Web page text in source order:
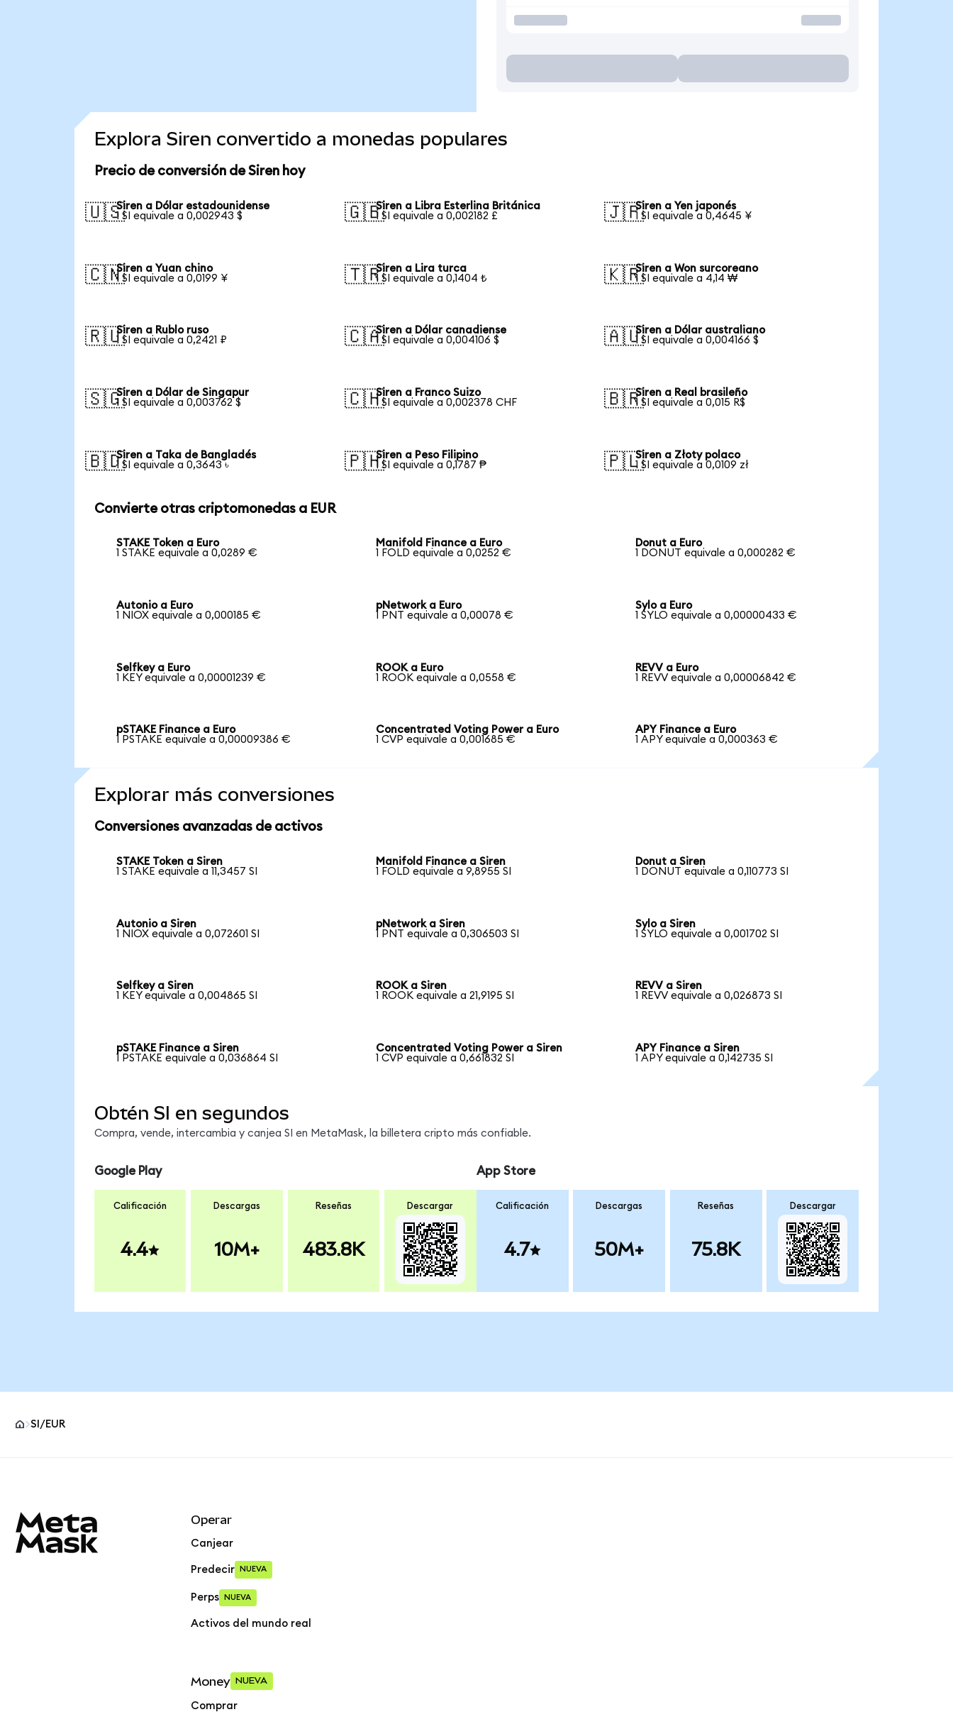
Explora Siren convertido a monedas populares
Precio de conversión de Siren hoy
🇺🇸Siren a Dólar estadounidense
1 SI equivale a 0,002943 $
🇬🇧Siren a Libra Esterlina Británica
1 SI equivale a 0,002182 £
🇯🇵Siren a Yen japonés
1 SI equivale a 0,4645 ¥
🇨🇳Siren a Yuan chino
1 SI equivale a 0,0199 ¥
🇹🇷Siren a Lira turca
1 SI equivale a 0,1404 ₺
🇰🇷Siren a Won surcoreano
1 SI equivale a 4,14 ₩
🇷🇺Siren a Rublo ruso
1 SI equivale a 0,2421 ₽
🇨🇦Siren a Dólar canadiense
1 SI equivale a 0,004106 $
🇦🇺Siren a Dólar australiano
1 SI equivale a 0,004166 $
🇸🇬Siren a Dólar de Singapur
1 SI equivale a 0,003762 $
🇨🇭Siren a Franco Suizo
1 SI equivale a 0,002378 CHF
🇧🇷Siren a Real brasileño
1 SI equivale a 0,015 R$
🇧🇩Siren a Taka de Bangladés
1 SI equivale a 0,3643 ৳
🇵🇭Siren a Peso Filipino
1 SI equivale a 0,1787 ₱
🇵🇱Siren a Złoty polaco
1 SI equivale a 0,0109 zł
Convierte otras criptomonedas a EUR
STAKE Token a Euro
1 STAKE equivale a 0,0289 €
Manifold Finance a Euro
1 FOLD equivale a 0,0252 €
Donut a Euro
1 DONUT equivale a 0,000282 €
Autonio a Euro
1 NIOX equivale a 0,000185 €
pNetwork a Euro
1 PNT equivale a 0,00078 €
Sylo a Euro
1 SYLO equivale a 0,00000433 €
Selfkey a Euro
1 KEY equivale a 0,00001239 €
ROOK a Euro
1 ROOK equivale a 0,0558 €
REVV a Euro
1 REVV equivale a 0,00006842 €
pSTAKE Finance a Euro
1 PSTAKE equivale a 0,00009386 €
Concentrated Voting Power a Euro
1 CVP equivale a 0,001685 €
APY Finance a Euro
1 APY equivale a 0,000363 €
Explorar más conversiones
Conversiones avanzadas de activos
STAKE Token a Siren
1 STAKE equivale a 11,3457 SI
Manifold Finance a Siren
1 FOLD equivale a 9,8955 SI
Donut a Siren
1 DONUT equivale a 0,110773 SI
Autonio a Siren
1 NIOX equivale a 0,072601 SI
pNetwork a Siren
1 PNT equivale a 0,306503 SI
Sylo a Siren
1 SYLO equivale a 0,001702 SI
Selfkey a Siren
1 KEY equivale a 0,004865 SI
ROOK a Siren
1 ROOK equivale a 21,9195 SI
REVV a Siren
1 REVV equivale a 0,026873 SI
pSTAKE Finance a Siren
1 PSTAKE equivale a 0,036864 SI
Concentrated Voting Power a Siren
1 CVP equivale a 0,661832 SI
APY Finance a Siren
1 APY equivale a 0,142735 SI
Obtén SI en segundos
Compra, vende, intercambia y canjea SI en MetaMask, la billetera cripto más confiable.
Google Play
Calificación
4.4
Descargas
10M+
Reseñas
483.8K
Descargar
App Store
Calificación
4.7
Descargas
50M+
Reseñas
75.8K
Descargar
SI/EUR
Operar
Canjear
Predecir NUEVA
Perps NUEVA
Activos del mundo real
Money NUEVA
Comprar